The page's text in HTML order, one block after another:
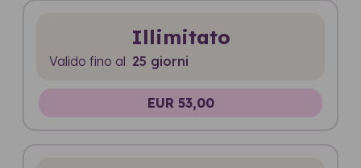
Illimitato
Valido fino al 25 giorni
EUR 53,00